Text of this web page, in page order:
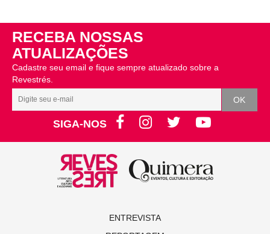
RECEBA NOSSAS
ATUALIZAÇÕES
Cadastre seu email e fique sempre atualizado sobre a
Revestrés.
SIGA-NOS
ENTREVISTA